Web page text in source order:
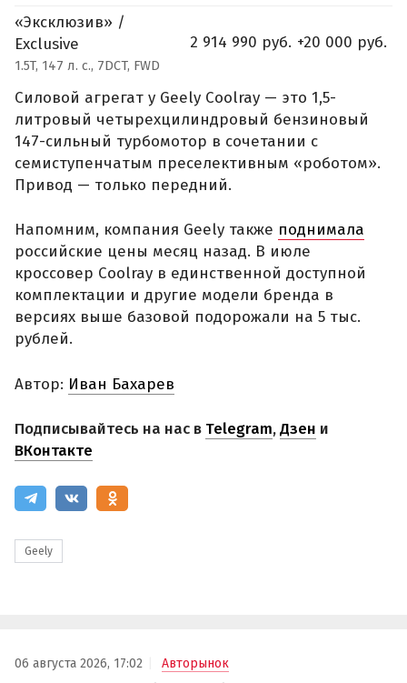
«Эксклюзив» /
Exclusive
1.5T, 147 л. с., 7DCT, FWD
2 914 990 руб. +20 000 руб.
Силовой агрегат у Geely Coolray — это 1,5-
литровый четырехцилиндровый бензиновый
147-сильный турбомотор в сочетании с
семиступенчатым преселективным «роботом».
Привод — только передний.
Напомним, компания Geely также поднимала
российские цены месяц назад. В июле
кроссовер Coolray в единственной доступной
комплектации и другие модели бренда в
версиях выше базовой подорожали на 5 тыс.
рублей.
Автор: Иван Бахарев
Подписывайтесь на нас в Telegram,Дзен и
ВКонтакте
Geely
06 августа 2026, 17:02 Авторынок